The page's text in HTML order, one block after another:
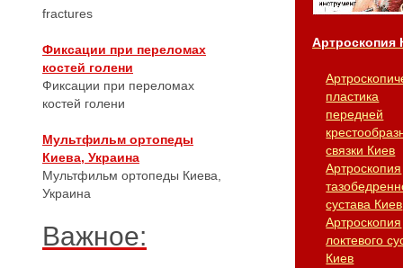
fractures
Фиксации при переломах
костей голени
Фиксации при переломах
костей голени
Мультфильм ортопеды
Киева, Украина
Мультфильм ортопеды Киева,
Украина
Важное:
Артроскопия
пластика
передней
связки Киев
Артроскопия
сустава Киев
Артроскопия
локтевого
Киев